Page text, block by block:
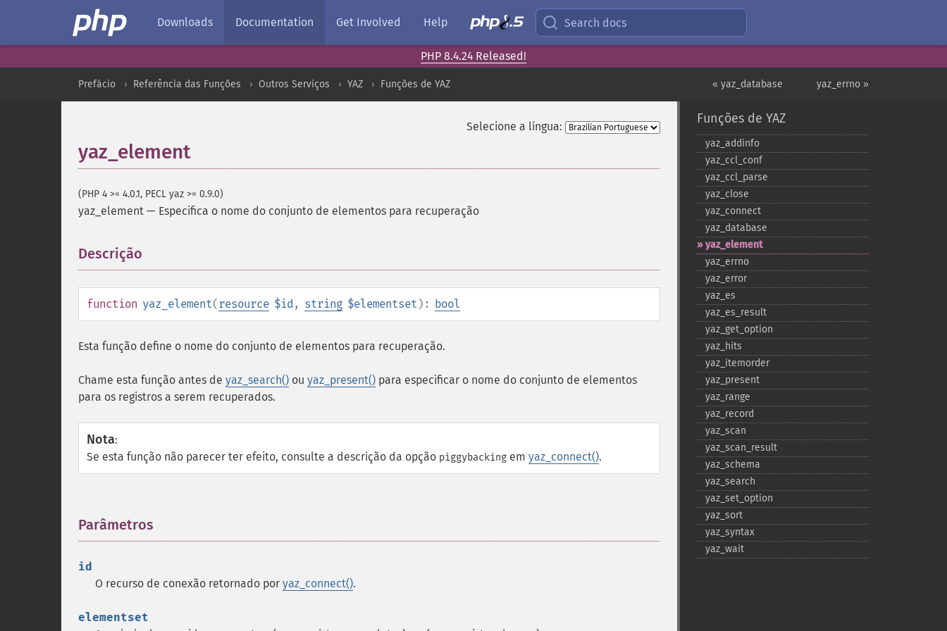
Downloads Documentation Get Involved Help Search docs
PHP 8.4.24 Released!
yaz_errno »
« yaz_database
Prefácio Referência das Funções Outros Serviços YAZ Funções de YAZ
Selecione a língua:
yaz_element
(PHP 4 >= 4.0.1, PECL yaz >= 0.9.0)
yaz_element — Especifica o nome do conjunto de elementos para recuperação
Descrição
function yaz_element(resource $id , string $elementset ): bool
Esta função define o nome do conjunto de elementos para recuperação.
Chame esta função antes de yaz_search() ou yaz_present() para especificar o nome do conjunto de elementos
para os registros a serem recuperados.
Nota:
Se esta função não parecer ter efeito, consulte a descrição da opção piggybacking em yaz_connect().
Parâmetros
id
O recurso de conexão retornado por yaz_connect().
elementset
Funções de YAZ
yaz_​addinfo
yaz_​ccl_​conf
yaz_​ccl_​parse
yaz_​close
yaz_​connect
yaz_​database
yaz_​element
yaz_​errno
yaz_​error
yaz_​es
yaz_​es_​result
yaz_​get_​option
yaz_​hits
yaz_​itemorder
yaz_​present
yaz_​range
yaz_​record
yaz_​scan
yaz_​scan_​result
yaz_​schema
yaz_​search
yaz_​set_​option
yaz_​sort
yaz_​syntax
yaz_​wait